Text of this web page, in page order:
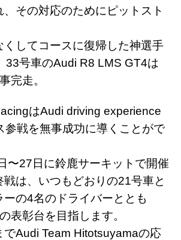
その対応のためにピットスト
くしてコースに復帰した神選手
33号車のAudi R8 LMS GT4は
完走。
はAudi driving experience
参戦を無事成功に導くことがで
〜27日に鈴鹿サーキットで開催
戦は、いつもどおりの21号車と
ーの4名のドライバーととも
表彰台を目指します。
でAudi Team Hitotsuyamaの応